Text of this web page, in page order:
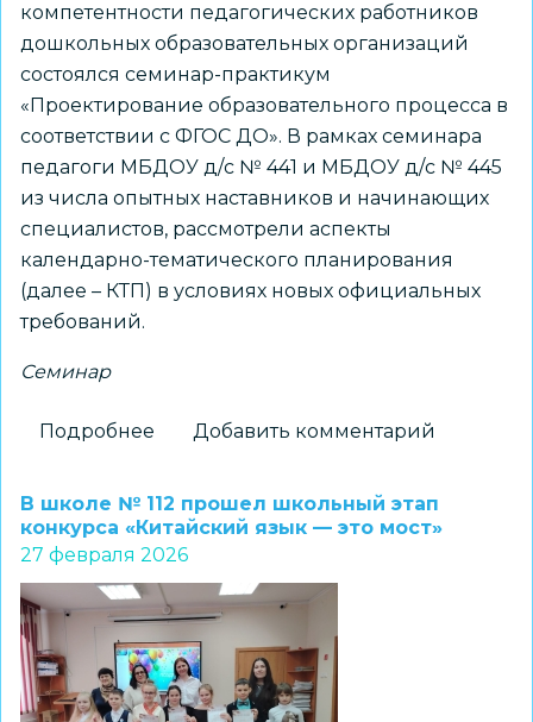
компетентности педагогических работников
дошкольных образовательных организаций
состоялся семинар-практикум
«Проектирование образовательного процесса в
соответствии с ФГОС ДО». В рамках семинара
педагоги МБДОУ д/с № 441 и МБДОУ д/с № 445
из числа опытных наставников и начинающих
специалистов, рассмотрели аспекты
календарно-тематического планирования
(далее – КТП) в условиях новых официальных
требований.
Семинар
Подробнее
ДОО
обсудили
вопросы
проектирования
образовательного
процесса
в
соответствии
Добавить комментарий
В школе № 112 прошел школьный этап
конкурса «Китайский язык — это мост»
27 февраля 2026